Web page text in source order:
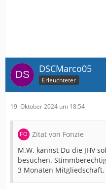
DSCMarco05
Erleuchteter
19. Oktober 2024 um 18:54
Zitat von Fonzie
M.W. kannst Du die JHV
besuchen.
3 Monaten Mitgliedschaft.